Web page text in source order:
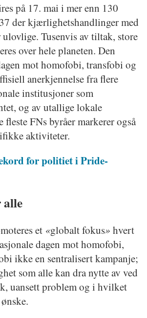
på 17. mai i mer enn 130
der kjærlighetshandlinger med
ulovlige. Tusenvis av tiltak, store
over hele planeten. Den
mot homofobi, transfobi og
anerkjennelse fra flere
institusjoner som
og av utallige lokale
fleste FNs byråer markerer også
aktiviteter.
for politiet i Pride-
et «globalt fokus» hvert
dagen mot homofobi,
ikke en sentralisert kampanje;
som alle kan dra nytte av ved
uansett problem og i hvilket